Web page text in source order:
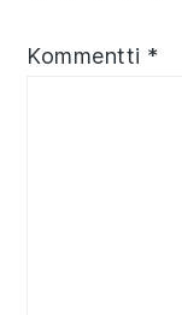
Kommentti *